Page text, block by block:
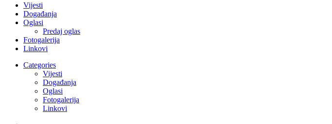
Vijesti
Događanja
Oglasi
Predaj oglas
Fotogalerija
Linkovi
Categories
Vijesti
Događanja
Oglasi
Fotogalerija
Linkovi